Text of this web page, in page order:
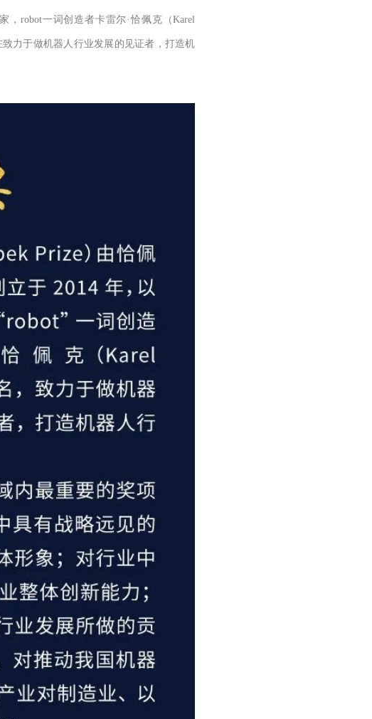
， robot一词创造者卡雷尔·恰佩克（Karel
力于做机器人行业发展的见证者，打造机